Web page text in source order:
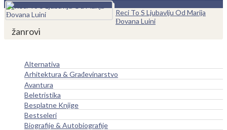
Reci To S Ljubavlju Od Marija
Đovana Luini
žanrovi
Alternativa
Arhitektura & Građevinarstvo
Avantura
Beletristika
Besplatne Knjige
Bestseleri
Biografije & Autobiografije